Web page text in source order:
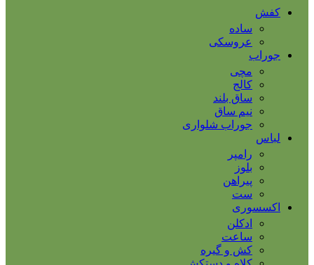
کفش
ساده
عروسکی
جوراب
مچی
کالج
ساق بلند
نیم ساق
جوراب شلواری
لباس
رامپر
بلوز
پیراهن
ست
اکسسوری
ادکلن
ساعت
کش و گیره